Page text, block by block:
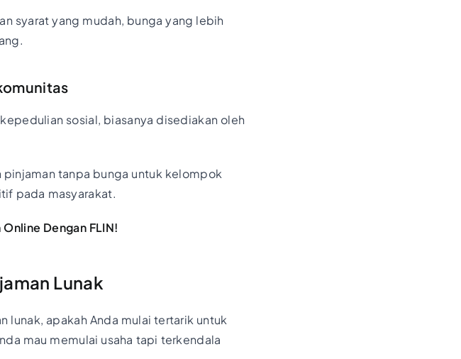
syarat yang mudah, bunga yang lebih
sosial, biasanya disediakan oleh
tanpa bunga untuk kelompok
pada masyarakat.
Dengan FLIN!
Lunak
lunak, apakah Anda mulai tertarik untuk
mau memulai usaha tapi terkendala